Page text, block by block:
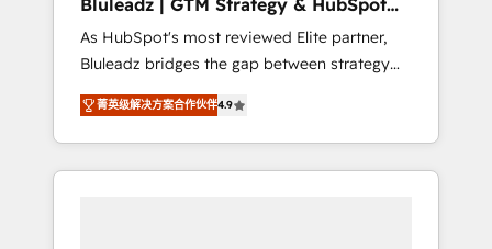
HubSpot beyond standard configurations. -
AI-FIRST- AI across customer-facing
operations to accelerate decisions,
streamline processes, and unlock efficiency
at scale. From predictive intelligence to
conversational AI, we turn data into action
and automation into competitive advantage.
Bluleadz | GTM Strategy & HubSpot
Implementation
As HubSpot's most reviewed Elite partner,
Bluleadz bridges the gap between strategy
and execution. We don't just "set up tools" —
we install the GTM Operating System (GTM
OS) to align your leadership and engineer a
portal that drives predictable revenue
菁英级解决方案合作伙伴4.9